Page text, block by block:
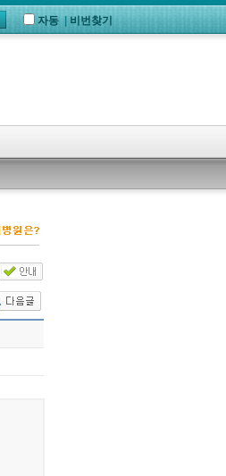
자동 비번찾기